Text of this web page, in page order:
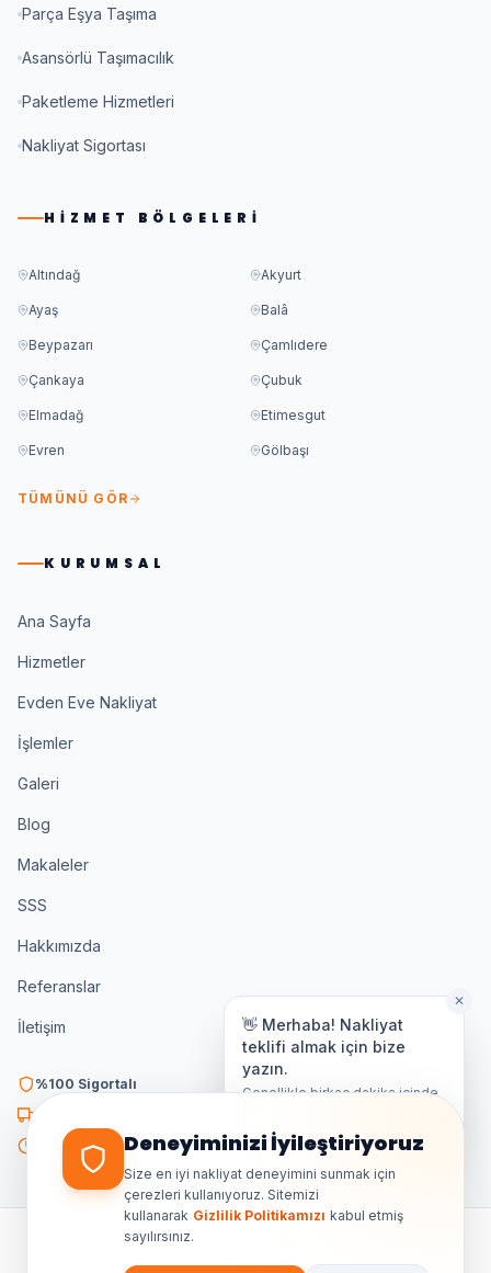
Parça Eşya Taşıma
Asansörlü Taşımacılık
Paketleme Hizmetleri
Nakliyat Sigortası
HIZMET BÖLGELERI
Altındağ Akyurt
Ayaş Balâ
Beypazarı Çamlıdere
Çankaya Çubuk
Elmadağ Etimesgut
Evren Gölbaşı
TÜMÜNÜ GÖR
KURUMSAL
Ana Sayfa
Hizmetler
Evden Eve Nakliyat
İşlemler
Galeri
Blog
Makaleler
SSS
Hakkımızda
Referanslar
İletişim
%100 Sigortalı
K3 Belgeli
7/24 Destek
Ankara Özdemir Nakliyat. Tüm hakları saklıdır.
Deneyiminizi İyileştiriyoruz
Size en iyi nakliyat deneyimini sunmak için
çerezleri kullanıyoruz. Sitemizi
kullanarak Gizlilik Politikamızı kabul etmiş
sayılırsınız.
✕
👋 Merhaba! Nakliyat
teklifi almak için bize
yazın.
Genellikle birkaç dakika içinde